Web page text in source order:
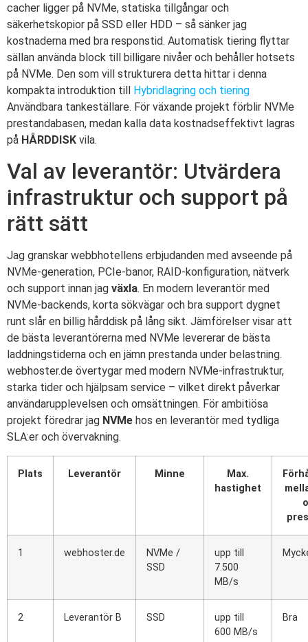
cacher ligger på NVMe, statiska tillgångar och
säkerhetskopior på SSD eller HDD – så sänker jag
kostnaderna med bra responstid. Automatisk tiering flyttar
sällan använda block till billigare nivåer och behåller hotsets
på NVMe. Den som vill strukturera detta hittar i denna
kompakta introduktion till Hybridlagring och tiering
Användbara tankeställare. För växande projekt förblir NVMe
prestandabasen, medan kalla data kostnadseffektivt lagras
på HÅRDDISK vila.
Val av leverantör: Utvärdera
infrastruktur och support på
rätt sätt
Jag granskar webbhotellens erbjudanden med avseende på
NVMe-generation, PCIe-banor, RAID-konfiguration, nätverk
och support innan jag växla. En modern leverantör med
NVMe-backends, korta sökvägar och bra support dygnet
runt slår en billig hårddisk på lång sikt. Jämförelser visar att
de bästa leverantörerna med NVMe levererar de bästa
laddningstiderna och en jämn prestanda under belastning.
webhoster.de övertygar med modern NVMe-infrastruktur,
starka tider och hjälpsam service – vilket direkt påverkar
användarupplevelsen och omsättningen. För ambitiösa
projekt föredrar jag NVMe hos en leverantör med tydliga
SLA:er och övervakning.
Plats Leverantör Minne
Max.
hastighet
1 webhoster.de
NVMe /
SSD
upp till
7.500
MB/s
2 Leverantör B SSD
upp till
600 MB/s
Bra